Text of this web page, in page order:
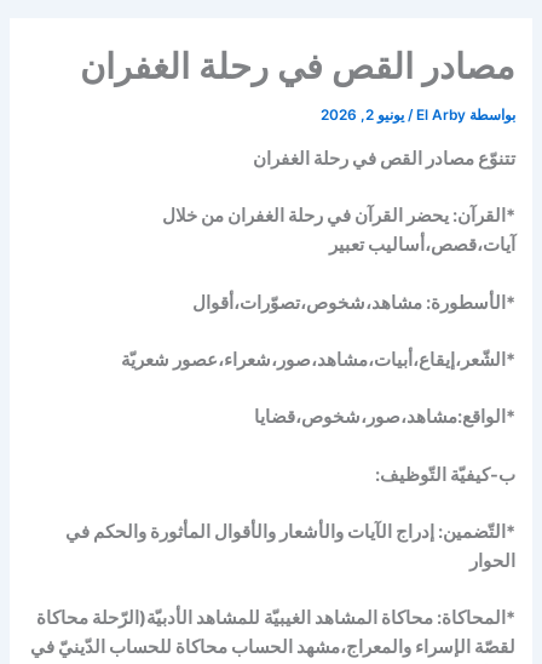
مصادر القص في رحلة الغفران
بواسطة El Arby
/يونيو 2, 2026
تتنوّع مصادر القص في رحلة الغفران
*القرآن: يحضر القرآن في رحلة الغفران من خلال
آيات،قصص،أساليب تعبير
*الأسطورة: مشاهد،شخوص،تصوّرات،أقوال
*الشّعر،إيقاع،أبيات،مشاهد،صور،شعراء،عصور شعريّة
*الواقع:مشاهد،صور،شخوص،قضايا
ب-كيفيّة التّوظيف:
*التّضمين: إدراج الآيات والأشعار والأقوال المأثورة والحكم في
الحوار
*المحاكاة: محاكاة المشاهد الغيبيّة للمشاهد الأدبيّة(الرّحلة محاكاة
لقصّة الإسراء والمعراج،مشهد الحساب محاكاة للحساب الدّينيّ في